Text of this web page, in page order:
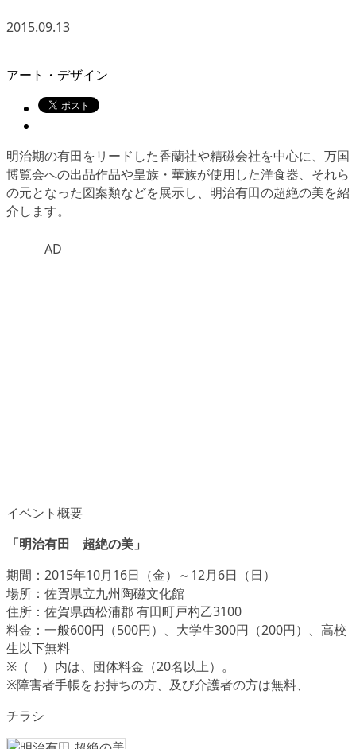
2015.09.13
アート・デザイン
明治期の有田をリードした香蘭社や精磁会社を中心に、万国
博覧会への出品作品や皇族・華族が使用した洋食器、それら
の元となった図案類などを展示し、明治有田の超絶の美を紹
介します。
AD
イベント概要
「明治有田 超絶の美」
期間：2015年10月16日（金）～12月6日（日）
場所：佐賀県立九州陶磁文化館
住所：佐賀県西松浦郡 有田町戸杓乙3100
料金：一般600円（500円）、大学生300円（200円）、高校
生以下無料
※（ ）内は、団体料金（20名以上）。
※障害者手帳をお持ちの方、及び介護者の方は無料、
チラシ